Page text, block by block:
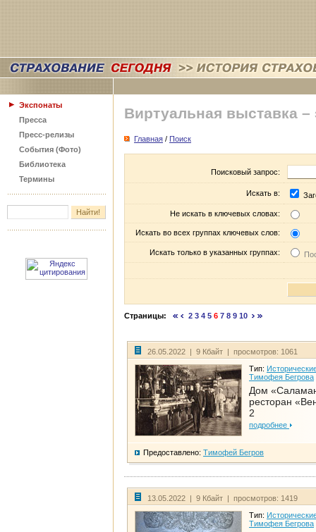
Экспонаты
Пресса
Пресс-релизы
События (Фото)
Библиотека
Термины
Виртуальная выставка –
Главная / Поиск
Поисковый запрос:
Искать в:
Не искать в ключевых словах:
Искать во всех группах ключевых слов:
Искать только в указанных группах:
Страницы: 2 3 4 5 6 7 8 9 10
26.05.2022 | 9 Кбайт | просмотров: 1061
Тип:
Тимофея Бегрова
Дом
ресторан
2
подробнее
Предоставлено: Тимофей Бегров
13.05.2022 | 9 Кбайт | просмотров: 1419
Тип:
Тимофея Бегрова